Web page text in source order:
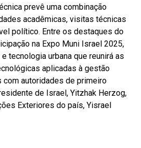
prevê uma combinação
acadêmicas, visitas técnicas
político. Entre os destaques do
na Expo Muni Israel 2025,
tecnologia urbana que reunirá as
aplicadas à gestão
com autoridades de primeiro
de Israel, Yitzhak Herzog,
Exteriores do país, Yisrael